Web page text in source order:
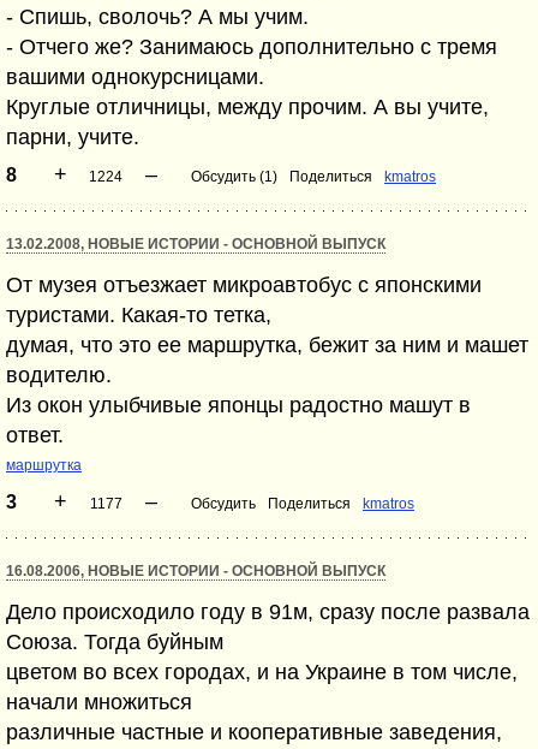
- Спишь, сволочь? А мы учим.
- Отчего же? Занимаюсь дополнительно с тремя
вашими однокурсницами.
Круглые отличницы, между прочим. А вы учите,
парни, учите.
8 + 1224 – Обсудить (1) Поделиться kmatros
13.02.2008, НОВЫЕ ИСТОРИИ - ОСНОВНОЙ ВЫПУСК
От музея отъезжает микроавтобус с японскими
туристами. Какая-то тетка,
думая, что это ее маршрутка, бежит за ним и машет
водителю.
Из окон улыбчивые японцы радостно машут в
ответ.
маршрутка
3 + 1177 – Обсудить Поделиться kmatros
16.08.2006, НОВЫЕ ИСТОРИИ - ОСНОВНОЙ ВЫПУСК
Дело происходило году в 91м, сразу после развала
Союза. Тогда буйным
цветом во всех городах, и на Украине в том числе,
начали множиться
различные частные и кооперативные заведения,